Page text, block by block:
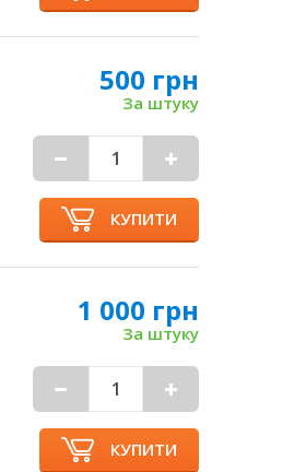
500 грн
За штуку
КУПИТИ
1 000 грн
За штуку
КУПИТИ